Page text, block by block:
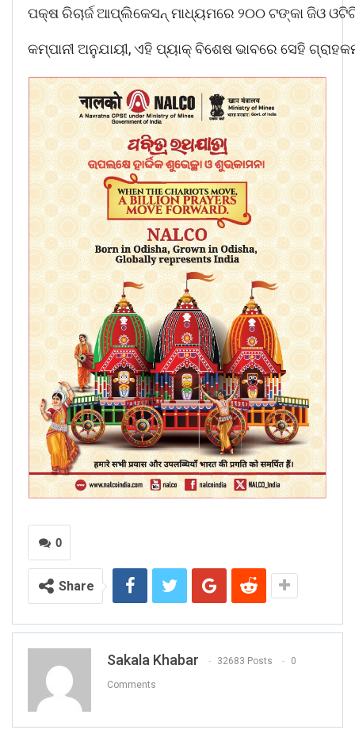
ପକ୍ଷ ରିଚାର୍ଜ ଆପ୍ଲିକେସନ୍ ମାଧ୍ୟମରେ ୨୦୦ ଟଙ୍କା ଜିଓ
କମ୍ପାନୀ ଅନୁଯାୟୀ, ଏହି ପ୍ୟାକ୍ ବିଶେଷ ଭାବରେ ସେହି
0
Share
Sakala Khabar 32683 Posts 0
Comments